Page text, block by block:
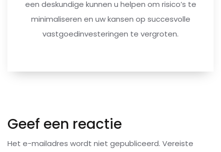
een deskundige kunnen u helpen om risico’s te
minimaliseren en uw kansen op succesvolle
vastgoedinvesteringen te vergroten.
Geef een reactie
Het e-mailadres wordt niet gepubliceerd. Vereiste